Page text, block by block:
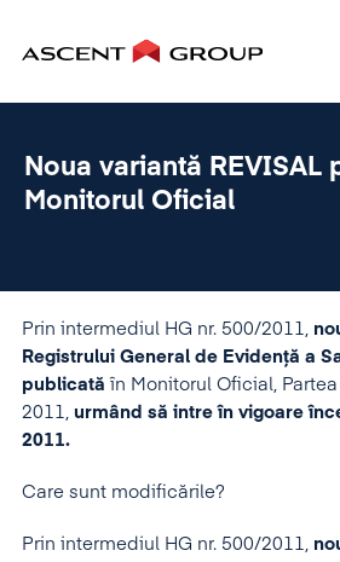
Noua variantă REVISAL
Monitorul Oficial
Prin intermediul HG nr. 500/2011,
Registrului General de Evidenţă a
publicată în Monitorul Oficial,
2011, urmând să intre în vigoare
2011.
Care sunt modificările?
Prin intermediul HG nr. 500/2011,